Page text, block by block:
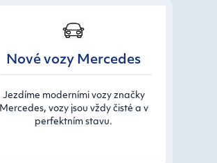
Nové vozy Mercedes
Jezdíme moderními vozy značky
Mercedes, vozy jsou vždy čisté a v
perfektním stavu.